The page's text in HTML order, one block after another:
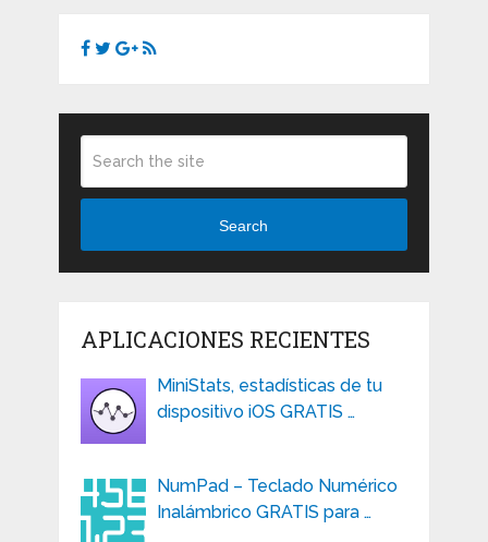
Search
APLICACIONES RECIENTES
MiniStats, estadísticas de tu
dispositivo iOS GRATIS …
NumPad – Teclado Numérico
Inalámbrico GRATIS para …